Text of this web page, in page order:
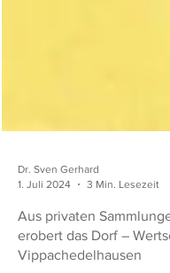
1. Juli 2024
3 Min. Lesezeit
Aus privaten
erobert das Dorf –